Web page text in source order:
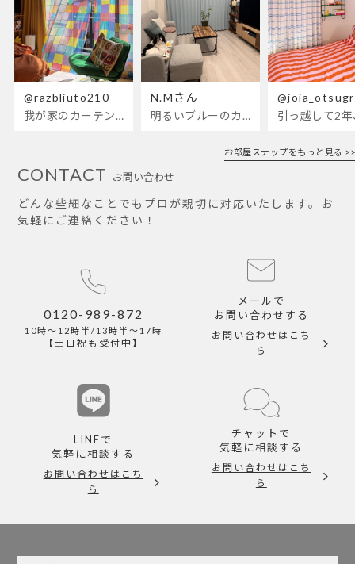
@razbliuto210
我が家のカーテンが新しくなりました🌼早起きが超絶苦手な私が、思わず朝カーテンを開けて光合成するようになったステンドグラスカーテン…！
N.Mさん
明るいブルーのカーテンで、部屋全体が明るく。白を基調とした部屋にぴったりです。
お部屋スナップをもっと見る >>
お問い合わせ
CONTACT
どんな些細なことでもプロが親切に対応いたします。お
気軽にご連絡ください！
0120-989-872
10時～12時半/13時半～17時
【土日祝も受付中】
メールで
お問い合わせする
お問い合わせはこち
ら
LINEで
気軽に相談する
お問い合わせはこち
ら
チャットで
気軽に相談する
お問い合わせはこち
ら